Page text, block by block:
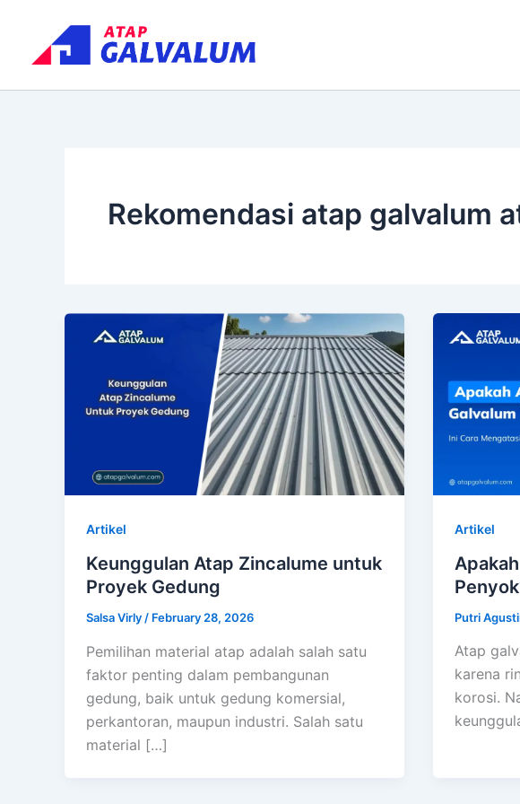
content
Rekomendasi atap galvalum
Artikel
Keunggulan Atap Zincalume untuk
Proyek Gedung
Salsa Virly / February 28, 2026
Pemilihan material atap adalah salah satu
faktor penting dalam pembangunan
gedung, baik untuk gedung komersial,
perkantoran, maupun industri. Salah satu
material […]
Artikel
Putri
Atap
karena
korosi.